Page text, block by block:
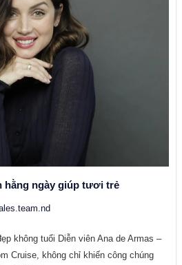
hằng ngày giúp tươi trẻ
không tuổi Diễn viên Ana de Armas –
Cruise, không chỉ khiến công chúng